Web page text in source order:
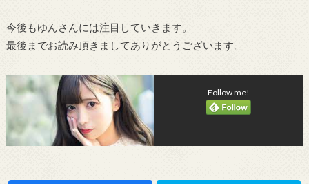
今後もゆんさんには注目していきます。
最後までお読み頂きましてありがとうございます。
Follow me!